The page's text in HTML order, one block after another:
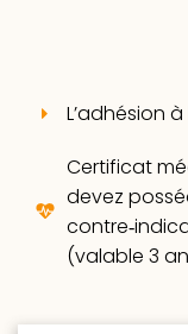
L’adhésion
Certificat
devez
(valable 3